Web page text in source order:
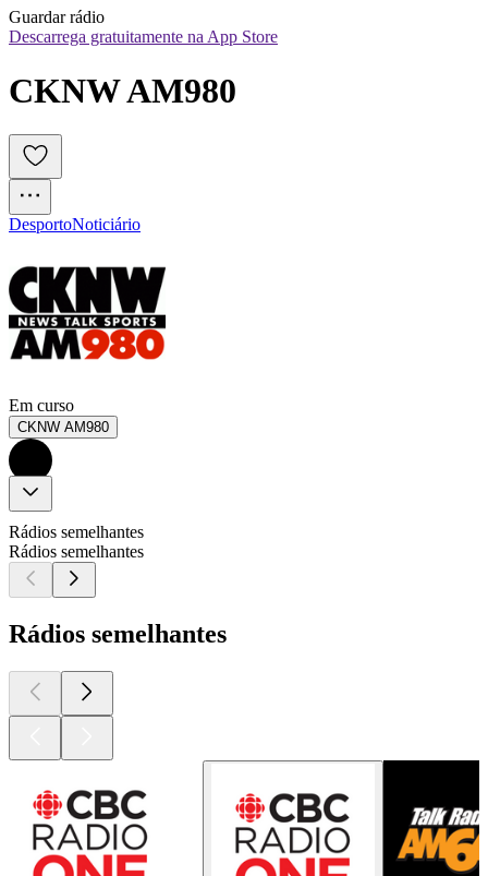
Guardar rádio
Descarrega gratuitamente na App Store
CKNW AM980
DesportoNoticiário
Em curso
CKNW AM980
Rádios semelhantes
Rádios semelhantes
Rádios semelhantes